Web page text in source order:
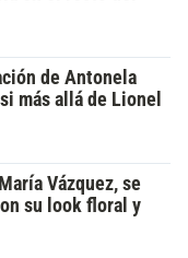
de Antonela
más allá de Lionel
Vázquez, se
su look floral y